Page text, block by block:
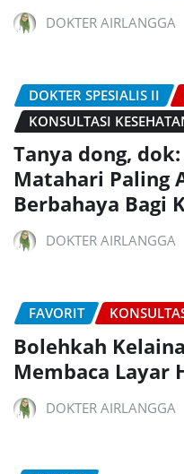
DOKTER AIRLANGGA
DOKTER SPESIALIS II
KONSULTASI
Tanya dong,
Matahari Paling
Berbahaya Bagi
DOKTER AIRLANGGA
FAVORIT
Bolehkah
Membaca Layar
DOKTER AIRLANGGA